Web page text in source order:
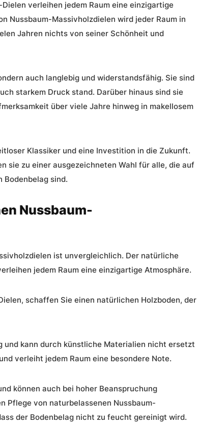
verleihen jedem Raum eine einzigartige
Nussbaum-Massivholzdielen wird jeder Raum in
Jahren nichts von seiner Schönheit und
auch langlebig und widerstandsfähig. Sie sind
starkem Druck stand. Darüber hinaus sind sie
über viele Jahre hinweg in makellosem
Klassiker und eine Investition in die Zukunft.
sie zu einer ausgezeichneten Wahl für alle, die auf
Bodenbelag sind.
Nussbaum-
ist unvergleichlich. Der natürliche
jedem Raum eine einzigartige Atmosphäre.
schaffen Sie einen natürlichen Holzboden, der
kann durch künstliche Materialien nicht ersetzt
verleiht jedem Raum eine besondere Note.
können auch bei hoher Beanspruchung
Pflege von naturbelassenen Nussbaum-
der Bodenbelag nicht zu feucht gereinigt wird.